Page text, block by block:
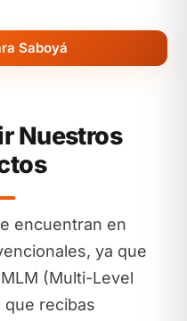
Saboyá
Nuestros
encuentran en
ya que
(Multi-Level
que recibas